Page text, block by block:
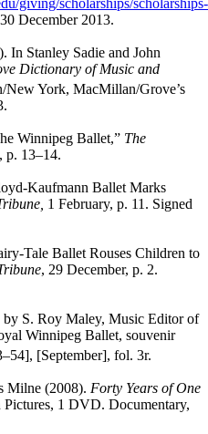
December 2013.
In Stanley Sadie and John
Dictionary of Music and
New York, MacMillan/Grove’s
Winnipeg Ballet,” The
p. 13–14.
Kaufmann Ballet Marks
1 February, p. 11. Signed
Tale Ballet Rouses Children to
, 29 December, p. 2.
by S. Roy Maley, Music Editor of
Winnipeg Ballet, souvenir
[September], fol. 3r.
Milne (2008). Forty Years of One
1 DVD. Documentary,